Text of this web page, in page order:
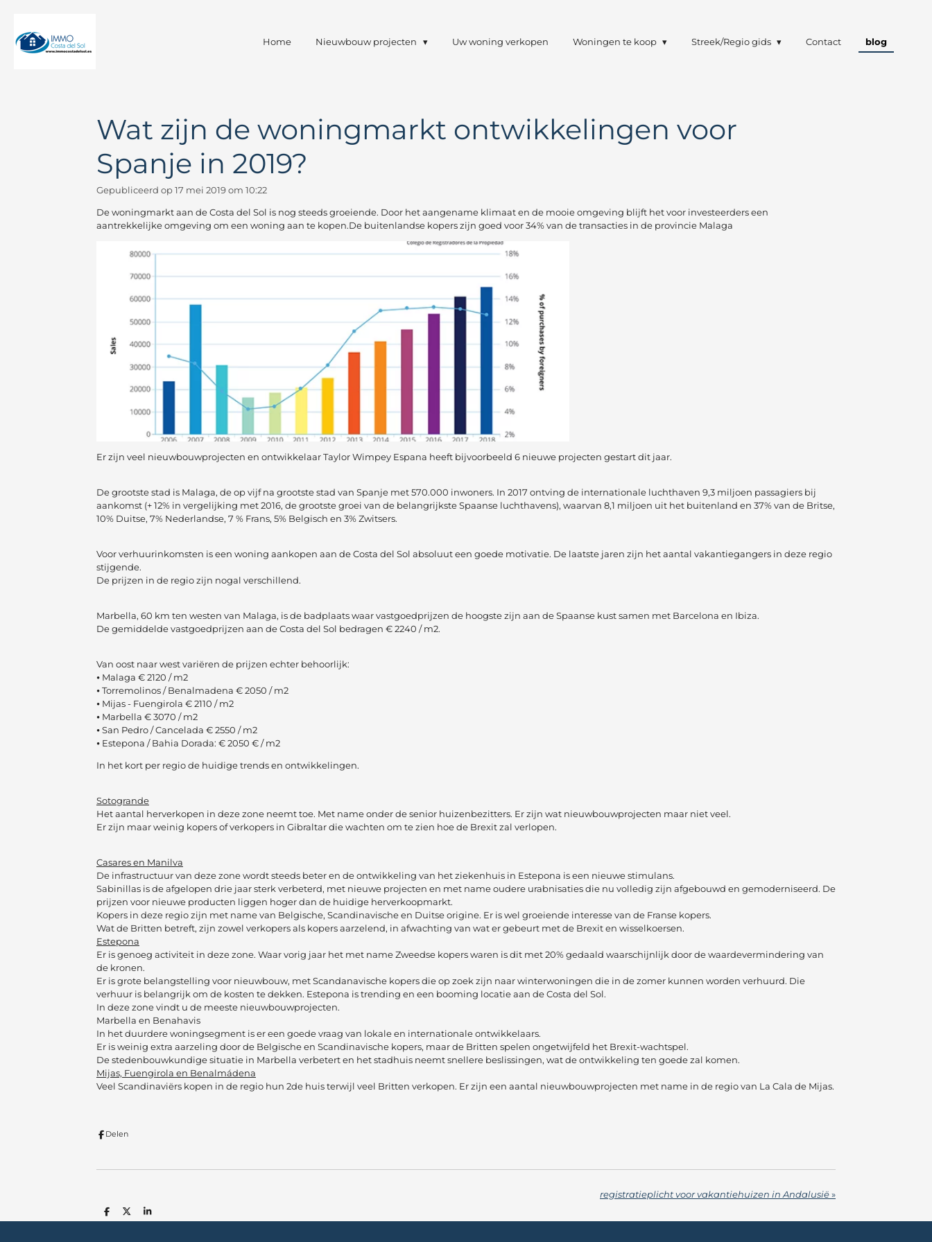
naar
Home Nieuwbouw projecten Uw woning verkopen Woningen te koop Streek/Regio gids Contact blog
Wat zijn de woningmarkt ontwikkelingen voor
Spanje in 2019?
Gepubliceerd op 17 mei 2019 om 10:22
De woningmarkt aan de Costa del Sol is nog steeds groeiende. Door het aangename klimaat en de mooie omgeving blijft het voor investeerders een
aantrekkelijke omgeving om een woning aan te kopen.De buitenlandse kopers zijn goed voor 34% van de transacties in de provincie Malaga
Er zijn veel nieuwbouwprojecten en ontwikkelaar Taylor Wimpey Espana heeft bijvoorbeeld 6 nieuwe projecten gestart dit jaar.
De grootste stad is Malaga, de op vijf na grootste stad van Spanje met 570.000 inwoners. In 2017 ontving de internationale luchthaven 9,3 miljoen passagiers bij
aankomst (+ 12% in vergelijking met 2016, de grootste groei van de belangrijkste Spaanse luchthavens), waarvan 8,1 miljoen uit het buitenland en 37% van de Britse,
10% Duitse, 7% Nederlandse, 7 % Frans, 5% Belgisch en 3% Zwitsers.
Voor verhuurinkomsten is een woning aankopen aan de Costa del Sol absoluut een goede motivatie. De laatste jaren zijn het aantal vakantiegangers in deze regio
stijgende.
De prijzen in de regio zijn nogal verschillend.
Marbella, 60 km ten westen van Malaga, is de badplaats waar vastgoedprijzen de hoogste zijn aan de Spaanse kust samen met Barcelona en Ibiza.
De gemiddelde vastgoedprijzen aan de Costa del Sol bedragen € 2240 / m2.
Van oost naar west variëren de prijzen echter behoorlijk:
⦁ Malaga € 2120 / m2
⦁ Torremolinos / Benalmadena € 2050 / m2
⦁ Mijas - Fuengirola € 2110 / m2
⦁ Marbella € 3070 / m2
⦁ San Pedro / Cancelada € 2550 / m2
⦁ Estepona / Bahia Dorada: € 2050 € / m2
In het kort per regio de huidige trends en ontwikkelingen.
Sotogrande
Het aantal herverkopen in deze zone neemt toe. Met name onder de senior huizenbezitters. Er zijn wat nieuwbouwprojecten maar niet veel.
Er zijn maar weinig kopers of verkopers in Gibraltar die wachten om te zien hoe de Brexit zal verlopen.
Casares en Manilva
De infrastructuur van deze zone wordt steeds beter en de ontwikkeling van het ziekenhuis in Estepona is een nieuwe stimulans.
Sabinillas is de afgelopen drie jaar sterk verbeterd, met nieuwe projecten en met name oudere urabnisaties die nu volledig zijn afgebouwd en gemoderniseerd. De
prijzen voor nieuwe producten liggen hoger dan de huidige herverkoopmarkt.
Kopers in deze regio zijn met name van Belgische, Scandinavische en Duitse origine. Er is wel groeiende interesse van de Franse kopers.
Wat de Britten betreft, zijn zowel verkopers als kopers aarzelend, in afwachting van wat er gebeurt met de Brexit en wisselkoersen.
Estepona
Er is genoeg activiteit in deze zone. Waar vorig jaar het met name Zweedse kopers waren is dit met 20% gedaald waarschijnlijk door de waardevermindering van
de kronen.
Er is grote belangstelling voor nieuwbouw, met Scandanavische kopers die op zoek zijn naar winterwoningen die in de zomer kunnen worden verhuurd. Die
verhuur is belangrijk om de kosten te dekken. Estepona is trending en een booming locatie aan de Costa del Sol.
In deze zone vindt u de meeste nieuwbouwprojecten.
Marbella en Benahavis
In het duurdere woningsegment is er een goede vraag van lokale en internationale ontwikkelaars.
Er is weinig extra aarzeling door de Belgische en Scandinavische kopers, maar de Britten spelen ongetwijfeld het Brexit-wachtspel.
De stedenbouwkundige situatie in Marbella verbetert en het stadhuis neemt snellere beslissingen, wat de ontwikkeling ten goede zal komen.
Mijas, Fuengirola en Benalmádena
Veel Scandinaviërs kopen in de regio hun 2de huis terwijl veel Britten verkopen. Er zijn een aantal nieuwbouwprojecten met name in de regio van La Cala de Mijas.
Delen
registratieplicht voor vakantiehuizen in Andalusië»
D
e
D
e
S
h